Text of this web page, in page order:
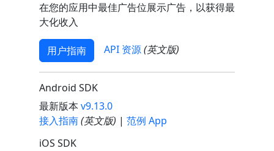
在您的应用中最佳广告位展示广告，以获得最
大化收入
用户指南 API 资源(英文版)
Android SDK
最新版本 v9.13.0
接入指南(英文版) | 范例 App
iOS SDK